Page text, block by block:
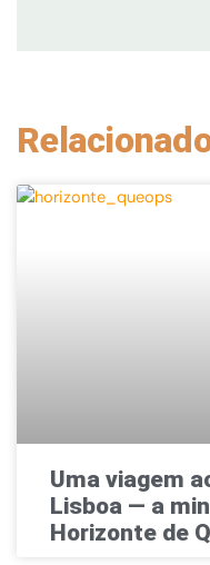
Uma viagem
Lisboa — a
Horizonte de